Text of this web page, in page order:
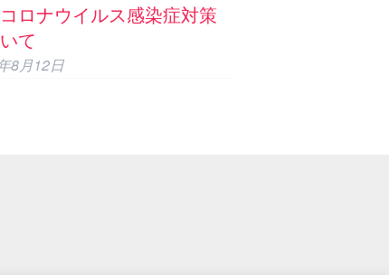
ロナウイルス感染症対策
て
8月12日